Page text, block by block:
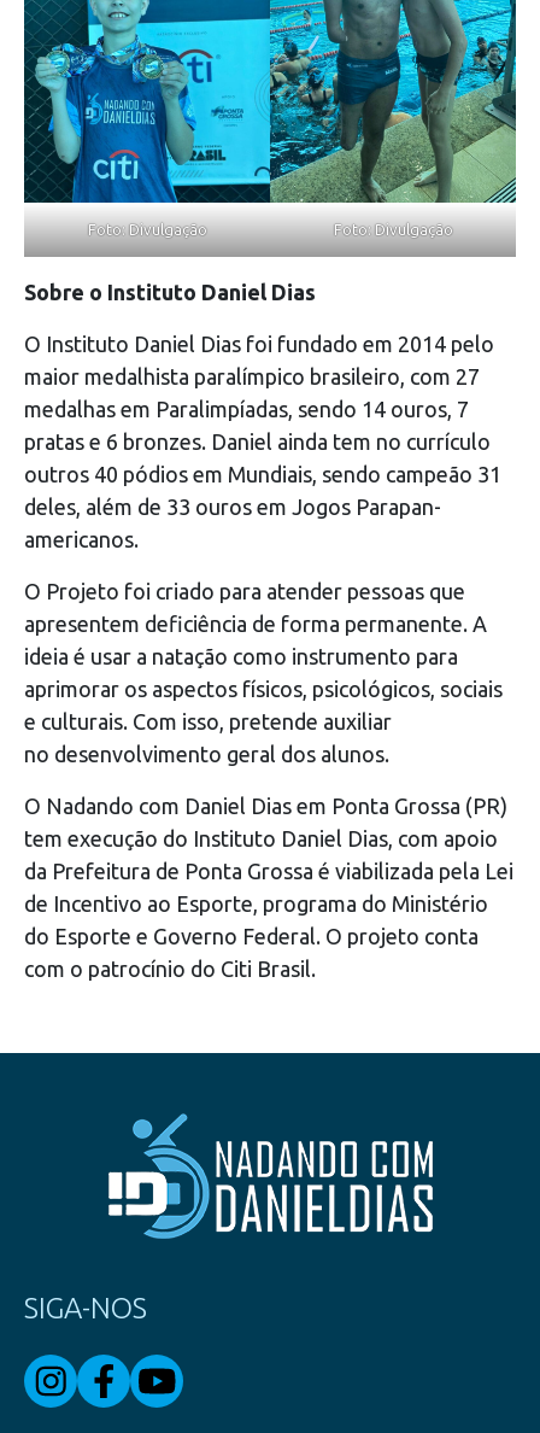
Foto: Divulgação Foto: Divulgação
Sobre o Instituto Daniel Dias
O Instituto Daniel Dias foi fundado em 2014 pelo
maior medalhista paralímpico brasileiro, com 27
medalhas em Paralimpíadas, sendo 14 ouros, 7
pratas e 6 bronzes. Daniel ainda tem no currículo
outros 40 pódios em Mundiais, sendo campeão 31
deles, além de 33 ouros em Jogos Parapan-
americanos.
O Projeto foi criado para atender pessoas que
apresentem deficiência de forma permanente. A
ideia é usar a natação como instrumento para
aprimorar os aspectos físicos, psicológicos, sociais
e culturais. Com isso, pretende auxiliar
no desenvolvimento geral dos alunos.
O Nadando com Daniel Dias em Ponta Grossa (PR)
tem execução do Instituto Daniel Dias, com apoio
da Prefeitura de Ponta Grossa é viabilizada pela Lei
de Incentivo ao Esporte, programa do Ministério
do Esporte e Governo Federal. O projeto conta
com o patrocínio do Citi Brasil.
SIGA-NOS